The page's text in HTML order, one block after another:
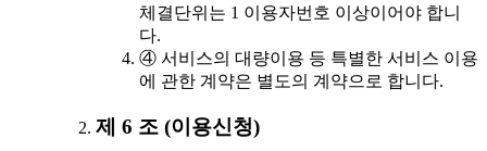
체결단위는 1 이용자번호 이상이어야 합니
다.
④ 서비스의 대량이용 등 특별한 서비스 이용
에 관한 계약은 별도의 계약으로 합니다.
제 6 조 (이용신청)